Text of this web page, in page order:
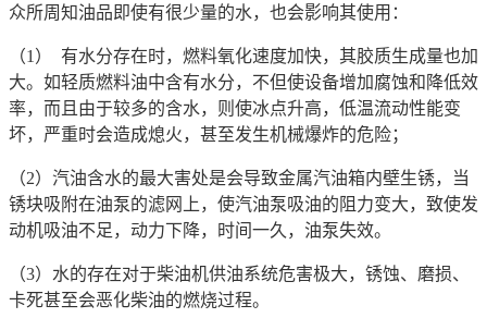
众所周知油品即使有很少量的水，也会影响其使用：
（1） 有水分存在时，燃料氧化速度加快，其胶质生成量也加
大。如轻质燃料油中含有水分，不但使设备增加腐蚀和降低效
率，而且由于较多的含水，则使冰点升高，低温流动性能变
坏，严重时会造成熄火，甚至发生机械爆炸的危险；
（2）汽油含水的最大害处是会导致金属汽油箱内壁生锈，当
锈块吸附在油泵的滤网上，使汽油泵吸油的阻力变大，致使发
动机吸油不足，动力下降，时间一久，油泵失效。
（3）水的存在对于柴油机供油系统危害极大，锈蚀、磨损、
卡死甚至会恶化柴油的燃烧过程。